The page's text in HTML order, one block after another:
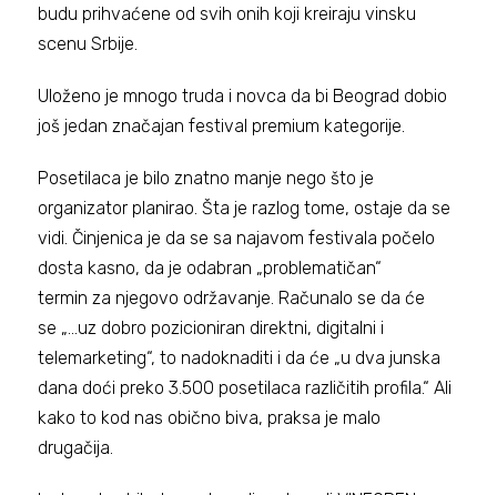
budu prihvaćene od svih onih koji kreiraju vinsku
scenu Srbije.
Uloženo je mnogo truda i novca da bi Beograd dobio
još jedan značajan festival premium kategorije.
Posetilaca je bilo znatno manje nego što je
organizator planirao. Šta je razlog tome, ostaje da se
vidi. Činjenica je da se sa najavom festivala počelo
dosta kasno, da je odabran „problematičan“
termin za njegovo održavanje. Računalo se da će
se „…uz dobro pozicioniran direktni, digitalni i
telemarketing“, to nadoknaditi i da će „u dva junska
dana doći preko 3.500 posetilaca različitih profila.“ Ali
kako to kod nas obično biva, praksa je malo
drugačija.